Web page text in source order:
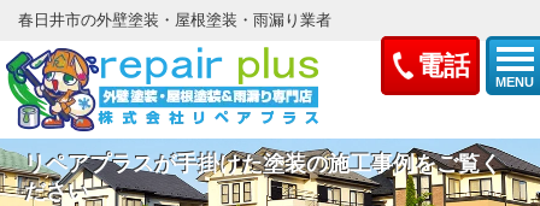
電話
MENU
春日井市の外壁塗装・屋根塗装・雨漏り業者
リペアプラスが手掛けた塗装の施工事例をご覧く
ださい